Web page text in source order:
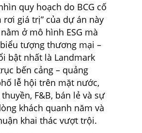
quy hoạch do BCG cố
rơi giá trị” của dự án này
ở mô hình ESG mà
tượng thương mại –
bật nhất là Landmark
bến cảng – quảng
lễ hội trên mặt nước,
F&B, bán lẻ và sự
khách quanh năm và
khai thác vượt trội.